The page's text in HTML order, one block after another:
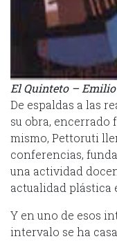
El Quinteto –
De espaldas a las
su obra, encerrado
mismo, Pettoruti
conferencias,
una actividad
actualidad plástica
Y en uno de esos
intervalo se ha